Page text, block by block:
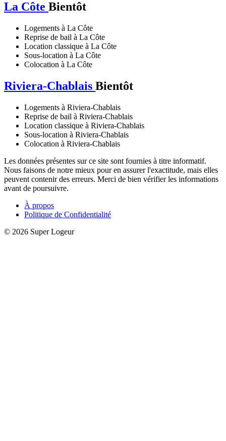
La Côte Bientôt
Logements à La Côte
Reprise de bail à La Côte
Location classique à La Côte
Sous-location à La Côte
Colocation à La Côte
Riviera-Chablais Bientôt
Logements à Riviera-Chablais
Reprise de bail à Riviera-Chablais
Location classique à Riviera-Chablais
Sous-location à Riviera-Chablais
Colocation à Riviera-Chablais
Les données présentes sur ce site sont fournies à titre informatif.
Nous faisons de notre mieux pour en assurer l'exactitude, mais elles
peuvent contenir des erreurs. Merci de bien vérifier les informations
avant de poursuivre.
À propos
Politique de Confidentialité
© 2026 Super Logeur